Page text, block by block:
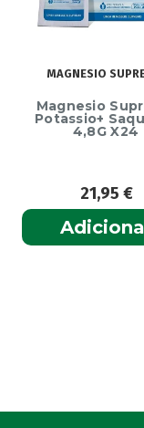
MAGNESIO
Magnesio
Potassio+
4,8G X24
21,95€